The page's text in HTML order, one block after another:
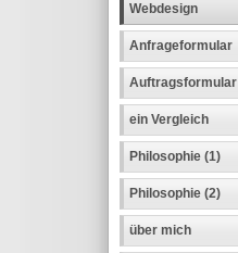
Webdesign
Anfrageformular
Auftragsformular
ein Vergleich
Philosophie (1)
Philosophie (2)
über mich